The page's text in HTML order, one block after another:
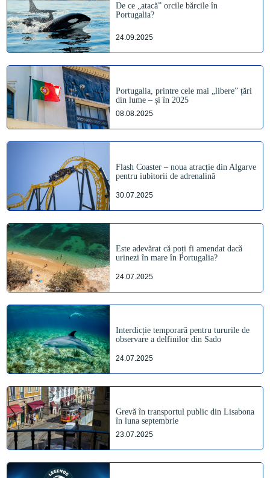
De ce „atacă” orcile bărcile în
Portugalia?
24.09.2025
Portugalia, printre cele mai „libere” țări
din lume – și în 2025
08.08.2025
Flash Coaster – noua atracție din Algarve
pentru iubitorii de adrenalină
30.07.2025
Este adevărat că poți fi amendat dacă
urinezi în mare în Portugalia?
24.07.2025
Interdicție temporară pentru tururile de
observare a delfinilor din Sado
24.07.2025
Grevă în transportul public din Lisabona
în luna septembrie
23.07.2025